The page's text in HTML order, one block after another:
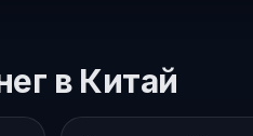
в Китай